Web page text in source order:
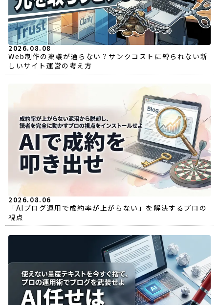
2026.08.08
Web制作の稟議が通らない？サンクコストに縛られない新
しいサイト運営の考え方
2026.08.06
「AIブログ運用で成約率が上がらない」を解決するプロの
視点